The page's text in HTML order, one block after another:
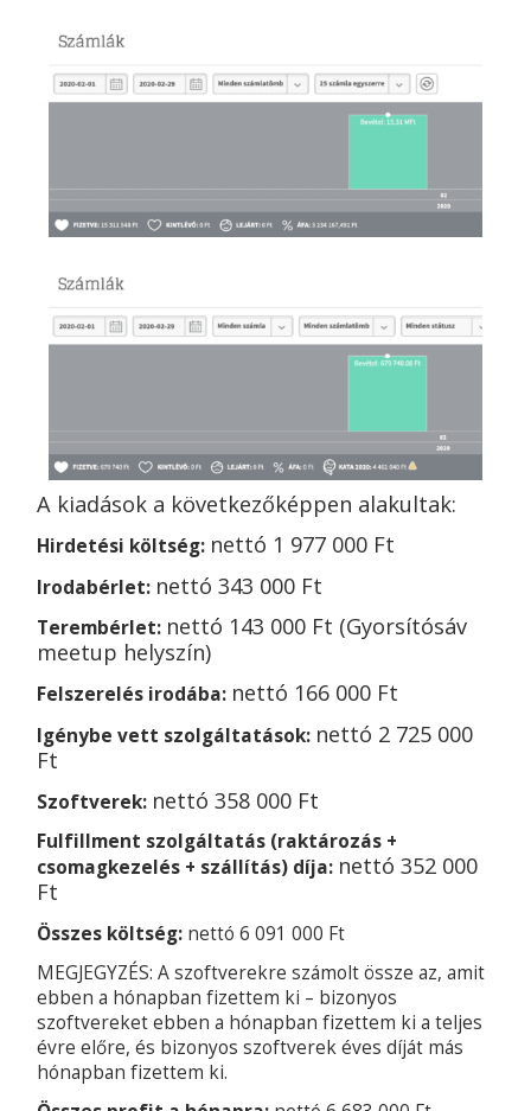
A kiadások a következőképpen alakultak:
Hirdetési költség: nettó 1 977 000 Ft
Irodabérlet: nettó343 000 Ft
Terembérlet: nettó 143 000 Ft (Gyorsítósáv
meetup helyszín)
Felszerelés irodába: nettó 166 000 Ft
Igénybe vett szolgáltatások: nettó 2 725 000
Ft
Szoftverek: nettó358 000 Ft
Fulfillment szolgáltatás (raktározás +
csomagkezelés + szállítás) díja: nettó352 000
Ft
Összes költség: nettó 6 091 000 Ft
MEGJEGYZÉS: A szoftverekre számolt össze az, amit
ebben a hónapban fizettem ki – bizonyos
szoftvereket ebben a hónapban fizettem ki a teljes
évre előre, és bizonyos szoftverek éves díját más
hónapban fizettem ki.